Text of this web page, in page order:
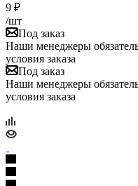
9 ₽
/шт
Под заказ
Наши менеджеры
условия заказа
Под заказ
Наши менеджеры
условия заказа